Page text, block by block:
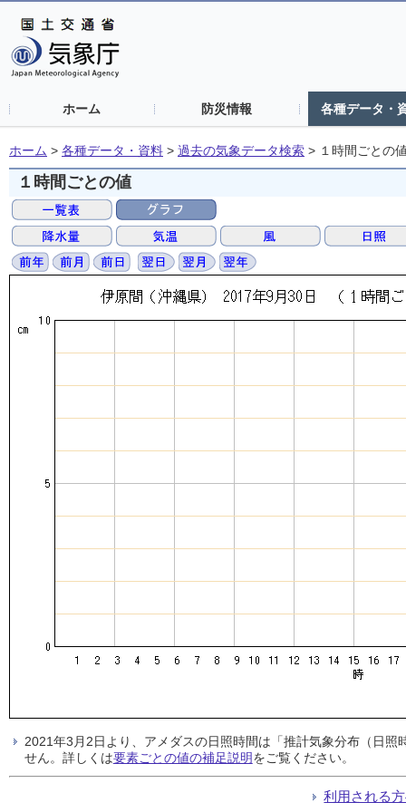
ホーム 防災情報 各種データ・
ホーム > 各種データ・資料 > 過去の気象データ検索 > １時間ごとの
１時間ごとの値
2021年3月2日より、アメダスの日照時間は「推計気象分布（日
せん。詳しくは要素ごとの値の補足説明をご覧ください。
利用される